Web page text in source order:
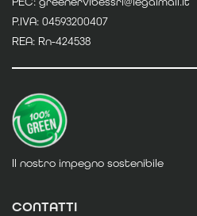
P.IVA: 04593200407
REA: Rn-424538
Il nostro impegno sostenibile
CONTATTI